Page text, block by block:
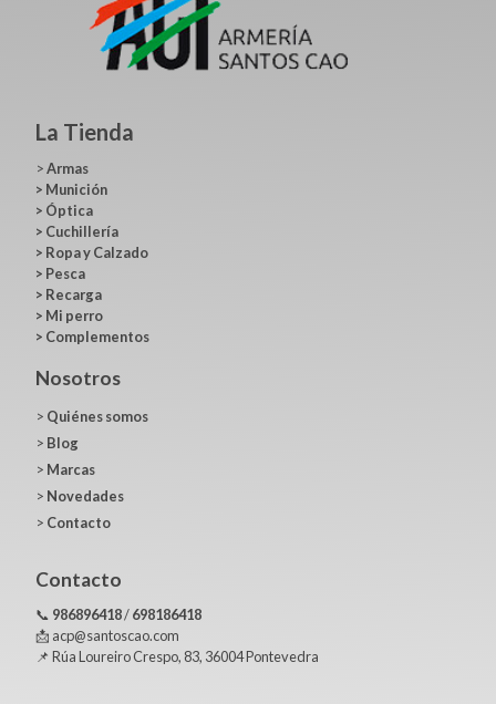
La Tienda
>Armas
> Munición
> Óptica
> Cuchillería
> Ropa y Calzado
> Pesca
> Recarga
> Mi perro
> Complementos
Nosotros
> Quiénes somos
> Blog
> Marcas
> Novedades
> Contacto
Contacto
📞 986896418/698186418
📩 acp@santoscao.com
📌 Rúa Loureiro Crespo, 83, 36004 Pontevedra